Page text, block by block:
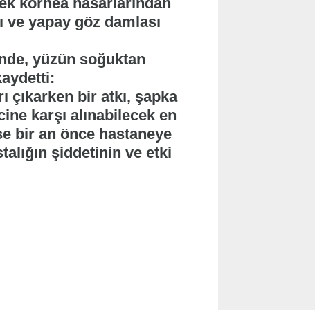
yapay göz damlası
yüzün soğuktan
bir atkı, şapka
karşı alınabilecek en
bir an önce hastaneye
şiddetinin ve etki